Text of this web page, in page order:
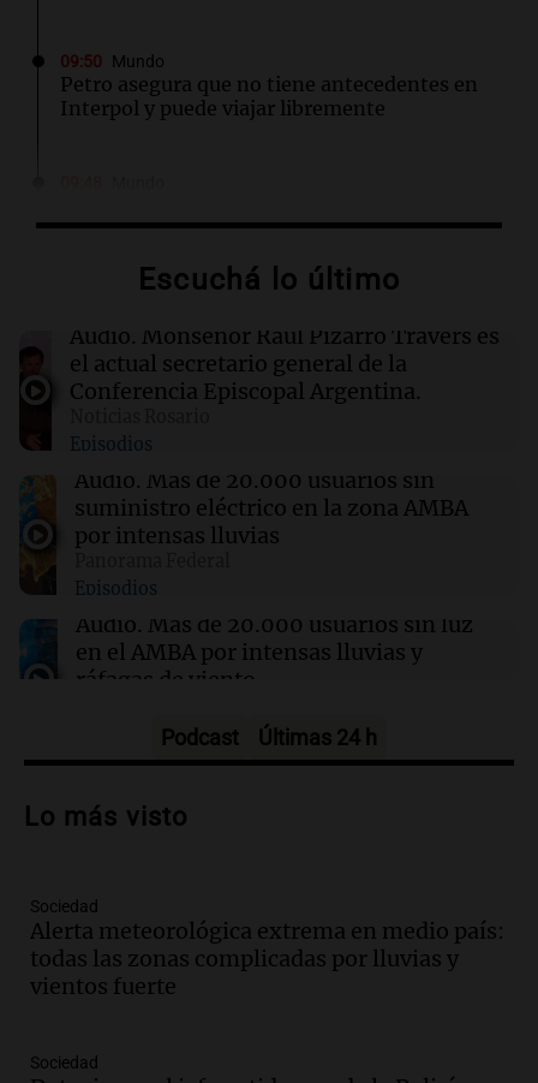
09:50 Mundo
Petro asegura que no tiene antecedentes en
Interpol y puede viajar libremente
mortal en Múnich que dejó dos muertos
Del semáforo a la universidad: la
conmovedora historia de "El Duende" y su
hija violinista
09:35 Sociedad
Detienen a un jefe de la Policía Federal en
Córdoba por robo y abuso de poder
Campaz volvió a entrenar con Central y su
salida al América quedó en suspenso
Escuchá lo último
Audio. Monseñor Raúl Pizarro Travers es
el actual secretario general de la
Conferencia Episcopal Argentina.
Episodios
Audio. Más de 20.000 usuarios sin
suministro eléctrico en la zona AMBA
por intensas lluvias
Episodios
Audio. Más de 20.000 usuarios sin luz
en el AMBA por intensas lluvias y
ráfagas de viento
Audio.Jesús María implementa estrictas
mejorar la seguridad vial
Audio.
urgencia de resolver la crisis educativa
en Tierra del Fuego
Panorama Federal
Audio.
Podcast Últimas 24 h
Lo más visto
Sociedad
Alerta meteorológica extrema en medio país:
todas las zonas complicadas por lluvias y
vientos fuerte
Sociedad